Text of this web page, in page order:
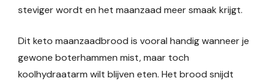
steviger wordt en het maanzaad meer smaak krijgt.
Dit keto maanzaadbrood is vooral handig wanneer je
gewone boterhammen mist, maar toch
koolhydraatarm wilt blijven eten. Het brood snijdt